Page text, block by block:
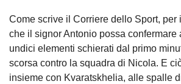
Come scrive il Corriere dello Sport, per
che il signor Antonio possa confermare
undici elementi schierati dal primo
scorsa contro la squadra di Nicola. E
insieme con Kvaratskhelia, alle spalle